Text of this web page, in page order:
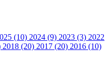
(10) 2024 (9) 2023 (3) 2022
2018 (20) 2017 (20) 2016 (10)